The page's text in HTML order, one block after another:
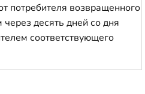
потребителя возвращенного
десять дней со дня
соответствующего